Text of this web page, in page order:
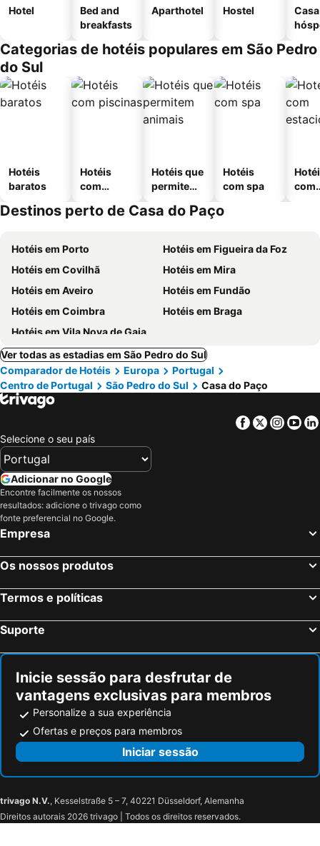
Hotel
Bed and
breakfasts
Aparthotel Hostel
Categorias de hotéis populares em São Pedro
do Sul
Hotéis
baratos
Hotéis
com
Hotéis que
permitem
Hotéis
com spa
com
Destinos perto de Casa do Paço
Hotéis em Porto
Hotéis em Figueira da Foz
Hotéis em Covilhã
Hotéis em Mira
Hotéis em Aveiro
Hotéis em Fundão
Hotéis em Coimbra
Hotéis em Braga
Hotéis em Vila Nova de Gaia
Ver todas as estadias em São Pedro do Sul
Comparador de Hotéis
Europa
Portugal
Centro de Portugal
São Pedro do Sul Casa do Paço
Facebook
Twitter
Selecione o seu país
Adicionar no Google
Encontre facilmente os nossos
resultados: adicione o trivago como
fonte preferencial no Google.
Empresa
Os nossos produtos
Termos e políticas
Suporte
Inicie sessão para desfrutar de
vantagens exclusivas para membros
Personalize a sua experiência
Ofertas e preços para membros
Iniciar sessão
trivago N.V., Kesselstraße 5 – 7, 40221 Düsseldorf, Alemanha
Direitos autorais 2026 trivago | Todos os direitos reservados.